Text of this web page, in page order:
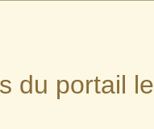
du portail